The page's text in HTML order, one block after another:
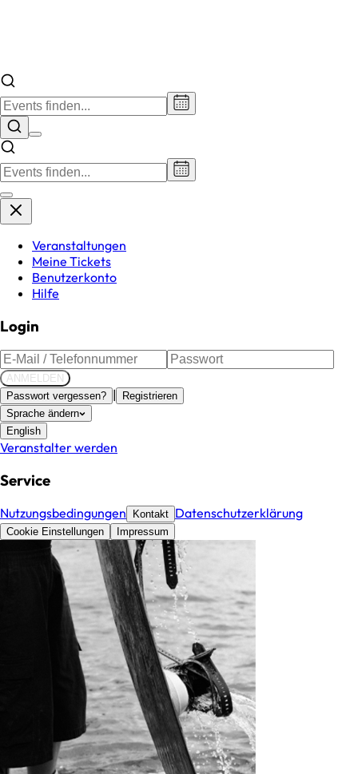
Veranstaltungen
Meine Tickets
Benutzerkonto
Hilfe
Login
ANMELDEN
Passwort vergessen? |
Registrieren
Sprache ändern
English
Veranstalter werden
Service
Nutzungsbedingungen Kontakt Datenschutzerklärung
Cookie Einstellungen Impressum